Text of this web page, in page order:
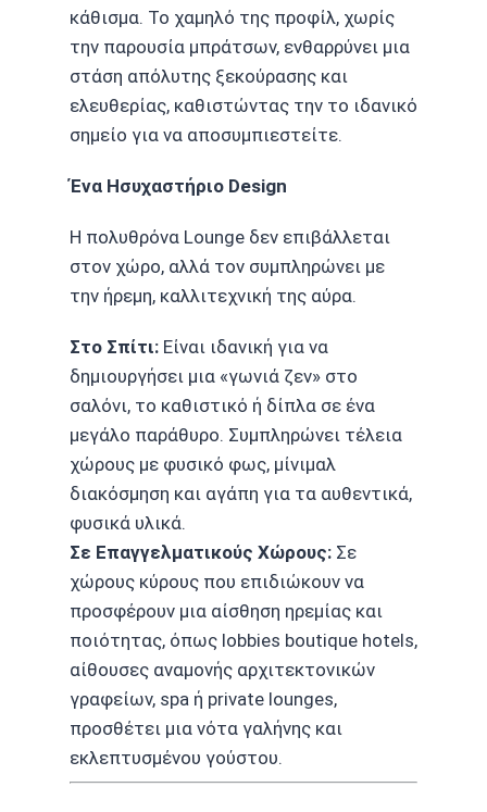
κάθισμα. Το χαμηλό της προφίλ, χωρίς
την παρουσία μπράτσων, ενθαρρύνει μια
στάση απόλυτης ξεκούρασης και
ελευθερίας, καθιστώντας την το ιδανικό
σημείο για να αποσυμπιεστείτε.
Ένα Ησυχαστήριο Design
Η πολυθρόνα Lounge δεν επιβάλλεται
στον χώρο, αλλά τον συμπληρώνει με
την ήρεμη, καλλιτεχνική της αύρα.
Στο Σπίτι: Είναι ιδανική για να
δημιουργήσει μια «γωνιά ζεν» στο
σαλόνι, το καθιστικό ή δίπλα σε ένα
μεγάλο παράθυρο. Συμπληρώνει τέλεια
χώρους με φυσικό φως, μίνιμαλ
διακόσμηση και αγάπη για τα αυθεντικά,
φυσικά υλικά.
Σε Επαγγελματικούς Χώρους: Σε
χώρους κύρους που επιδιώκουν να
προσφέρουν μια αίσθηση ηρεμίας και
ποιότητας, όπως lobbies boutique hotels,
αίθουσες αναμονής αρχιτεκτονικών
γραφείων, spa ή private lounges,
προσθέτει μια νότα γαλήνης και
εκλεπτυσμένου γούστου.